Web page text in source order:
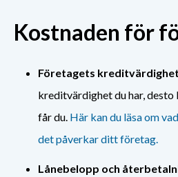
Kostnaden för
Företagets kreditvärdighet
kreditvärdighet du har,
får du. Här kan du läsa om
det påverkar ditt företag.
Lånebelopp och